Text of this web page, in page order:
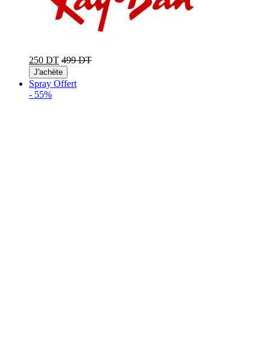
250 DT 499 DT
J'achète
Spray Offert
- 55%